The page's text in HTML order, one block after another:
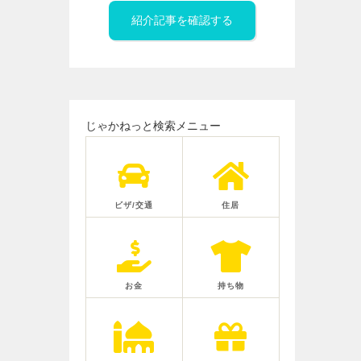
紹介記事を確認する
じゃかねっと検索メニュー
ビザ/交通 住居
お金 持ち物